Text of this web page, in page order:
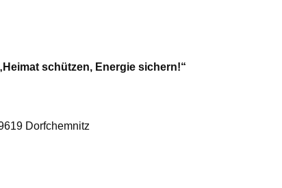
schützen, Energie sichern!“
Dorfchemnitz